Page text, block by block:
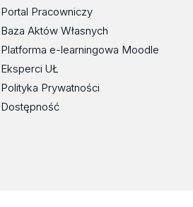
Portal Pracowniczy
Baza Aktów Własnych
Platforma e-learningowa Moodle
Eksperci UŁ
Polityka Prywatności
Dostępność